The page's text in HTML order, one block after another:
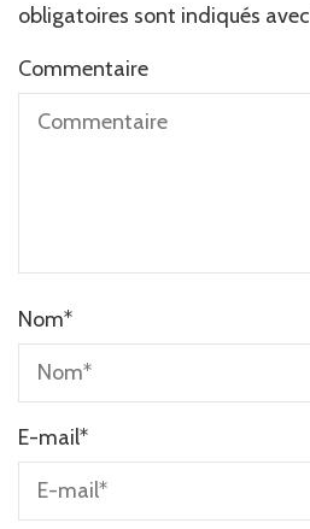
obligatoires sont indiqués avec
Commentaire
Nom*
E-mail*